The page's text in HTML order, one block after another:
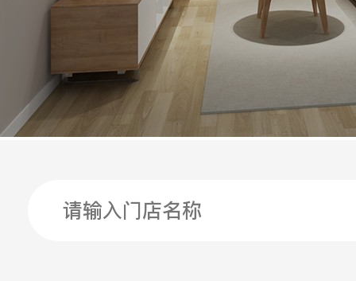
公司
邮箱
留言